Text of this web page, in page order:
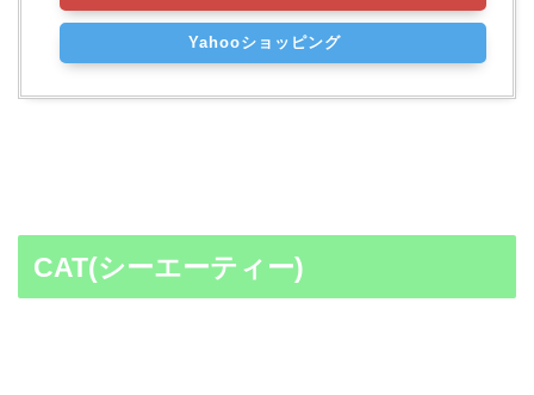
Yahooショッピング
CAT(シーエーティー)